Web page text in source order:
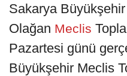
Sakarya
Olağan Meclis
Pazartesi günü
Büyükşehir Meclis